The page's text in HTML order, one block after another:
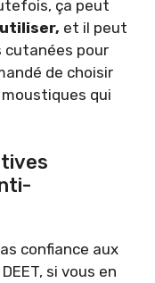
ça peut
et il peut
cutanées pour
de choisir
qui
confiance aux
si vous en